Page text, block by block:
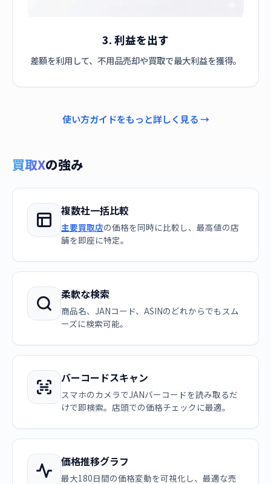
3. 利益を出す
差額を利用して、不用品売却や買取で最大利益を獲得。
使い方ガイドをもっと詳しく見る →
買取Xの強み
複数社一括比較
主要買取店の価格を同時に比較し、最高値の店
舗を即座に特定。
柔軟な検索
商品名、JANコード、ASINのどれからでもスム
ーズに検索可能。
バーコードスキャン
スマホのカメラでJANバーコードを読み取るだ
けで即検索。店頭での価格チェックに最適。
価格推移グラフ
最大180日間の価格変動を可視化し、最適な売